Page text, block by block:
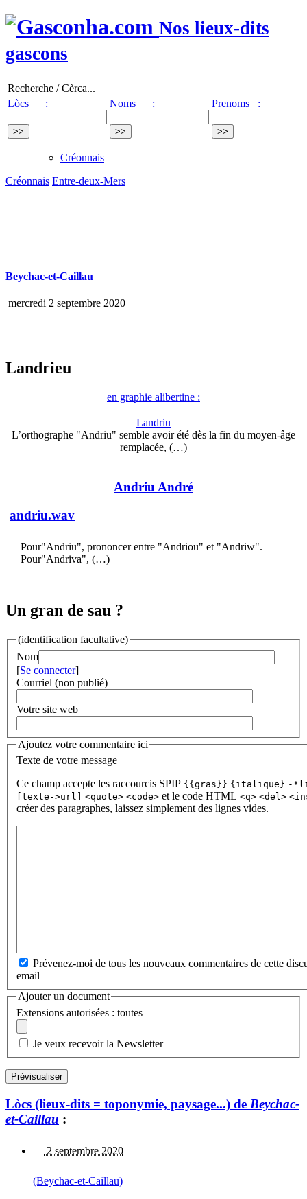
Nos lieux-dits
gascons
Recherche / Cèrca...
Lòcs :
Noms : Prenoms :
Créonnais
Créonnais Entre-deux-Mers
Beychac-et-Caillau
mercredi 2 septembre 2020
Landrieu
en graphie alibertine :
Landriu
L’orthographe "Andriu" semble avoir été dès la fin du moyen-âge
remplacée, (…)
Andriu André
andriu.wav
Pour"Andriu", prononcer entre "Andriou" et "Andriw".
Pour"Andriva", (…)
Un gran de sau ?
(identification facultative)
Nom
[Se connecter]
Courriel (non publié)
Votre site web
Ajoutez votre commentaire ici
Texte de votre message
Ce champ accepte les raccourcis SPIP {{gras}} {italique} -
[texte->url]
<quote> <code> et le code HTML <q> <del>
créer des paragraphes, laissez simplement des lignes vides.
Prévenez-moi de tous les nouveaux commentaires de cette
email
Ajouter un document
Extensions autorisées : toutes
Je veux recevoir la Newsletter
Lòcs (lieux-dits = toponymie, paysage...) de Beychac-
et-Caillau :
2 septembre 2020
(Beychac-et-Caillau)